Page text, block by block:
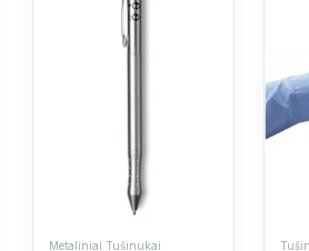
Metaliniai Tušinukai